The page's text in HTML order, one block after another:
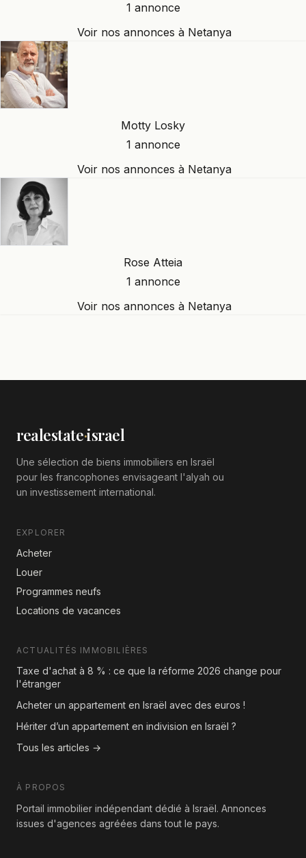
1 annonce
Voir nos annonces à Netanya
Motty Losky
1 annonce
Voir nos annonces à Netanya
Rose Atteia
1 annonce
Voir nos annonces à Netanya
realestate·israel
Une sélection de biens immobiliers en Israël
pour les francophones envisageant l'alyah ou
un investissement international.
EXPLORER
Acheter
Louer
Programmes neufs
Locations de vacances
ACTUALITÉS IMMOBILIÈRES
Taxe d'achat à 8 % : ce que la réforme 2026 change pour
l'étranger
Acheter un appartement en Israël avec des euros !
Hériter d’un appartement en indivision en Israël ?
Tous les articles →
À PROPOS
Portail immobilier indépendant dédié à Israël. Annonces
issues d'agences agréées dans tout le pays.